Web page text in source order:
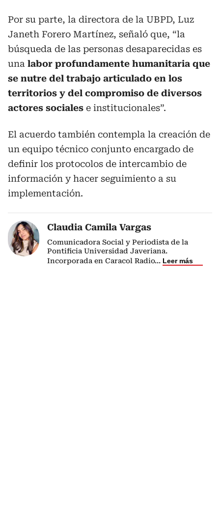
Por su parte, la directora de la UBPD, Luz
Janeth Forero Martínez, señaló que, “la
búsqueda de las personas desaparecidas es
una labor profundamente humanitaria que
se nutre del trabajo articulado en los
territorios y del compromiso de diversos
actores sociales e institucionales”.
El acuerdo también contempla la creación de
un equipo técnico conjunto encargado de
definir los protocolos de intercambio de
información y hacer seguimiento a su
implementación.
Claudia Camila Vargas
Comunicadora Social y Periodista de la
Pontificia Universidad Javeriana.
Incorporada en Caracol Radio... Leer más